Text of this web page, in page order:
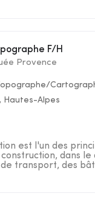
F/H
Provence
Hautes-Alpes
est l'un des
dans le
transport, des